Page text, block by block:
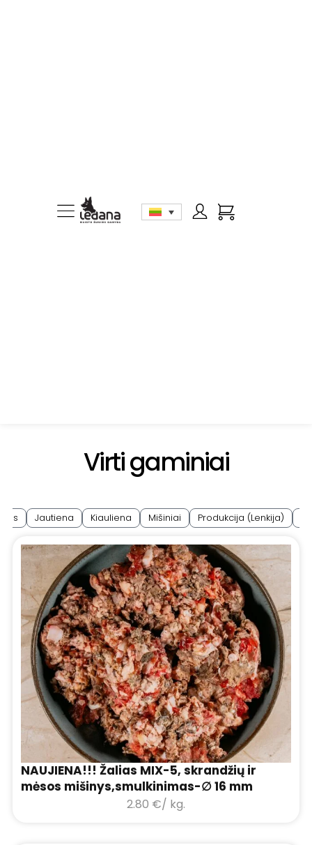
Virti gaminiai
Jautiena Kiauliena Mišiniai Produkcija (Lenkija)
NAUJIENA!!! Žalias MIX-5, skrandžių ir
mėsos mišinys,smulkinimas-∅ 16 mm
2.80 €/ kg.